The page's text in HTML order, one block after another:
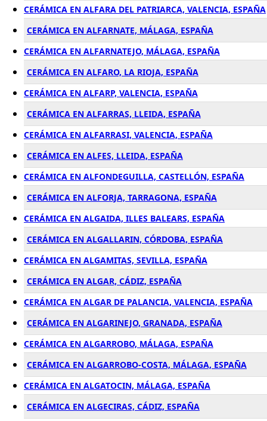
CERÁMICA EN ALFARA DEL PATRIARCA, VALENCIA, ESPAÑA
CERÁMICA EN ALFARNATE, MÁLAGA, ESPAÑA
CERÁMICA EN ALFARNATEJO, MÁLAGA, ESPAÑA
CERÁMICA EN ALFARO, LA RIOJA, ESPAÑA
CERÁMICA EN ALFARP, VALENCIA, ESPAÑA
CERÁMICA EN ALFARRAS, LLEIDA, ESPAÑA
CERÁMICA EN ALFARRASI, VALENCIA, ESPAÑA
CERÁMICA EN ALFES, LLEIDA, ESPAÑA
CERÁMICA EN ALFONDEGUILLA, CASTELLÓN, ESPAÑA
CERÁMICA EN ALFORJA, TARRAGONA, ESPAÑA
CERÁMICA EN ALGAIDA, ILLES BALEARS, ESPAÑA
CERÁMICA EN ALGALLARIN, CÓRDOBA, ESPAÑA
CERÁMICA EN ALGAMITAS, SEVILLA, ESPAÑA
CERÁMICA EN ALGAR, CÁDIZ, ESPAÑA
CERÁMICA EN ALGAR DE PALANCIA, VALENCIA, ESPAÑA
CERÁMICA EN ALGARINEJO, GRANADA, ESPAÑA
CERÁMICA EN ALGARROBO, MÁLAGA, ESPAÑA
CERÁMICA EN ALGARROBO-COSTA, MÁLAGA, ESPAÑA
CERÁMICA EN ALGATOCIN, MÁLAGA, ESPAÑA
CERÁMICA EN ALGECIRAS, CÁDIZ, ESPAÑA